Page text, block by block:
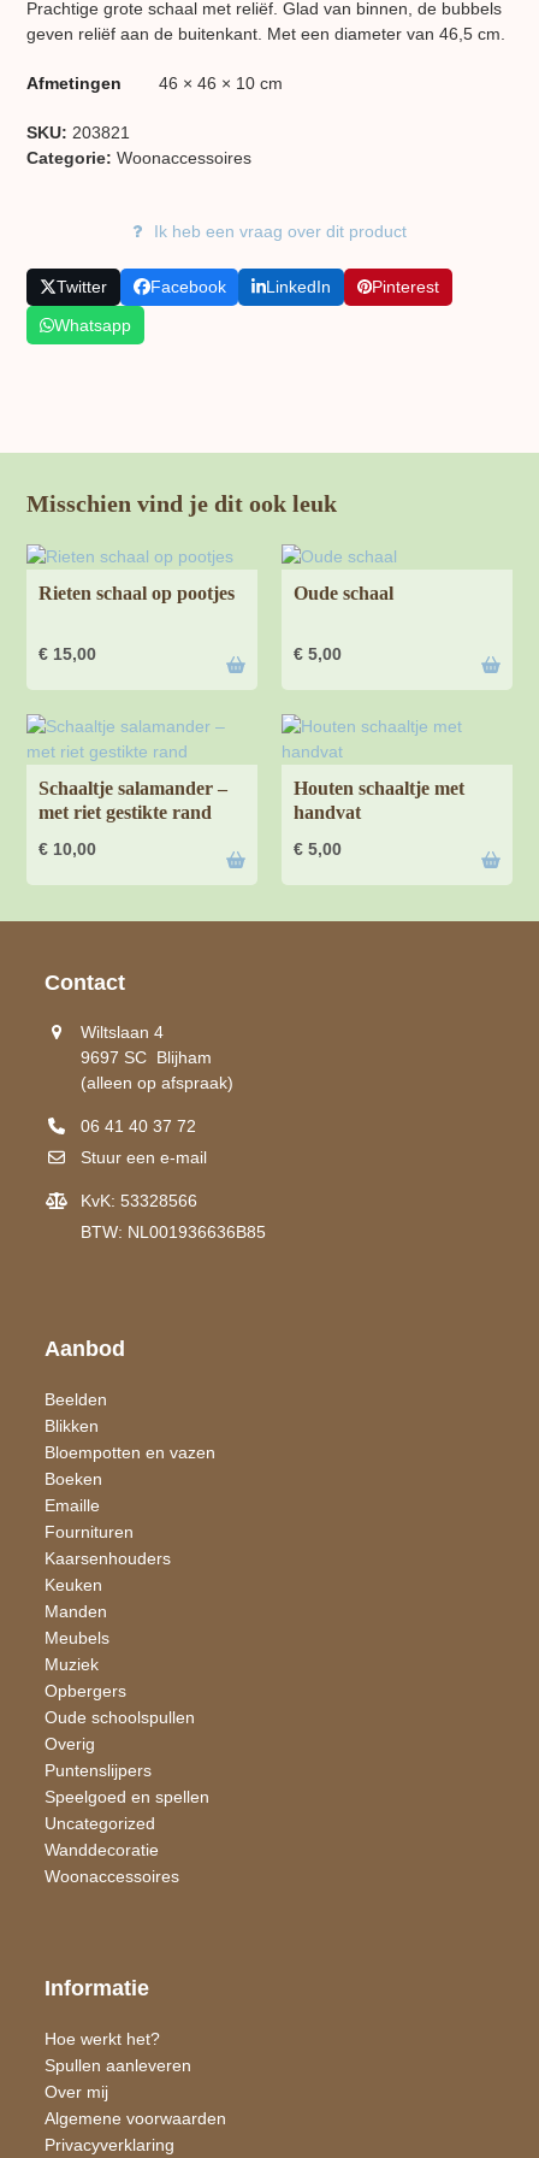
Prachtige grote schaal met reliëf. Glad van binnen, de bubbels
geven reliëf aan de buitenkant. Met een diameter van 46,5 cm.
Afmetingen 46 × 46 × 10 cm
SKU: 203821
Categorie:Woon​accessoires
Ik heb een vraag over dit product
Twitter Facebook LinkedIn
Pinterest
Whatsapp
Misschien vind je dit ook leuk
Rieten schaal op pootjes
€ 15,00
Oude schaal
€ 5,00
Schaaltje salamander –
met riet gestikte rand
€ 10,00
Houten schaaltje met
handvat
€ 5,00
Contact
Wiltslaan 4
9697 SC Blijham
(alleen op afspraak)
06 41 40 37 72
Stuur een e-mail
KvK: 53328566
BTW: NL001936636B85
Aanbod
Beelden
Blikken
Bloempotten en vazen
Boeken
Emaille
Fournituren
Kaarsen​houders
Keuken
Manden
Meubels
Muziek
Opbergers
Oude schoolspullen
Overig
Puntenslijpers
Speelgoed en spellen
Uncategorized
Wand​decoratie
Woon​accessoires
Informatie
Hoe werkt het?
Spullen aanleveren
Over mij
Algemene voorwaarden
Privacyverklaring